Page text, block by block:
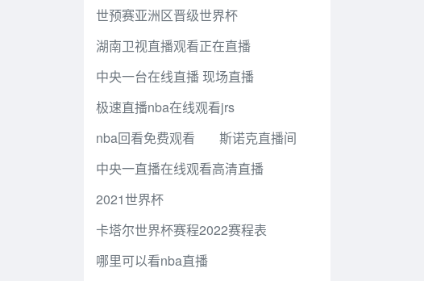
世预赛亚洲区晋级世界杯
湖南卫视直播观看正在直播
中央一台在线直播 现场直播
极速直播nba在线观看jrs
nba回看免费观看
斯诺克直播间
中央一直播在线观看高清直播
2021世界杯
卡塔尔世界杯赛程2022赛程表
哪里可以看nba直播